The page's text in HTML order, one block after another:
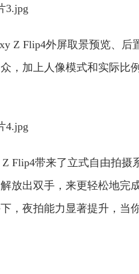
Z Flip4外屏取景预览、后
，加上人像模式和实际比
Flip4带来了立式自由拍摄
放出双手，来更轻松地完
，夜拍能力显著提升，当